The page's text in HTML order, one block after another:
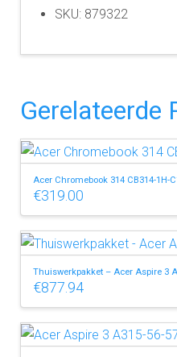
SKU: 879322
Gerelateerde
Acer Chromebook 314 CB314-1H-
€319.00
Thuiswerkpakket – Acer Aspire 3
€877.94